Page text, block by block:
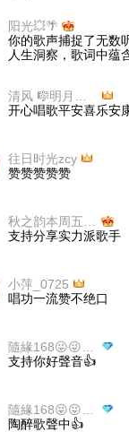
阳光💥🌴
你的歌声捕捉了无数
人生洞察，歌词中蕴
开心唱歌平安喜乐安
往日时光zcy
赞赞赞赞赞
支持分享实力派歌手
小萍_0725
唱功一流赞不绝口
支持你好聲音👍
陶醉歌聲中👍